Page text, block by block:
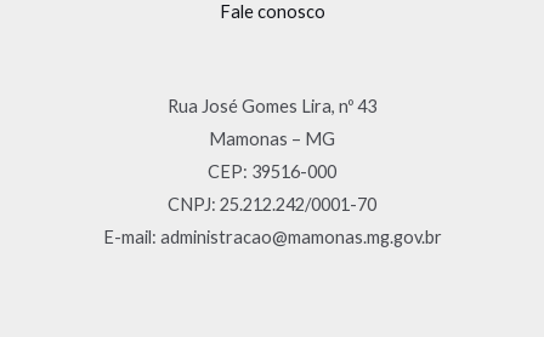
Fale conosco
Rua José Gomes Lira, nº 43
Mamonas – MG
CEP: 39516-000
CNPJ: 25.212.242/0001-70
E-mail: administracao@mamonas.mg.gov.br